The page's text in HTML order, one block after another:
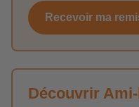
Recevoir ma
Découvrir